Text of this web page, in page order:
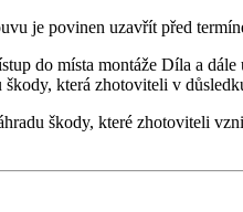
je povinen uzavřít před
do místa montáže Díla a
která zhotoviteli v
škody, které zhotoviteli